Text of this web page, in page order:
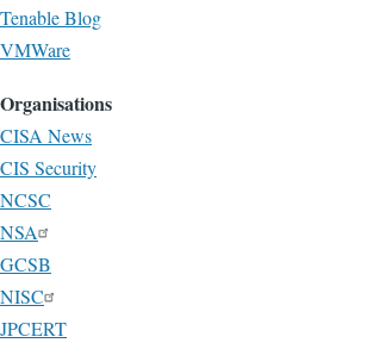
Tenable Blog
VMWare
Organisations
CISA News
CIS Security
NCSC
NSA
GCSB
NISC
JPCERT